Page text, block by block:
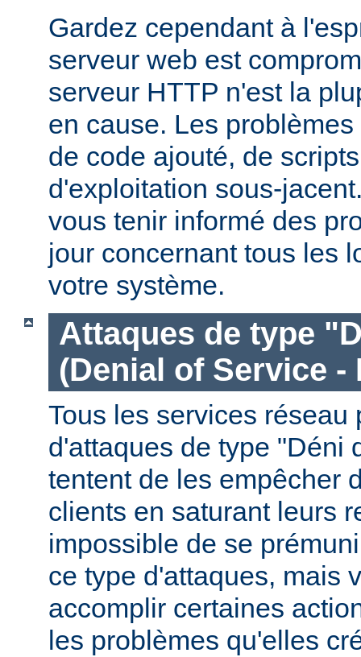
Gardez cependant à
serveur web est
serveur HTTP n'est la
en cause. Les
de code ajouté, de
d'exploitation sous-
vous tenir informé des
jour concernant tous les
votre système.
Attaques de type
(Denial of Service -
Tous les services réseau
d'attaques de type "Déni
tentent de les empêcher
clients en saturant leurs
impossible de se
ce type d'attaques, mais
accomplir certaines
les problèmes qu'elles